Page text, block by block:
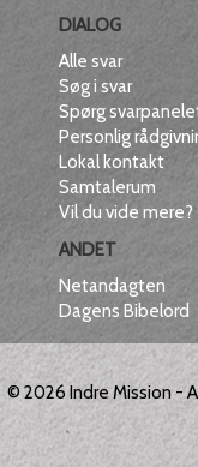
DIALOG
Alle svar
Søg i svar
Spørg
Personlig
Lokal kontakt
Samtalerum
Vil du vide mere?
ANDET
Netandagten
Dagens Bibelord
© 2026Indre Mission -